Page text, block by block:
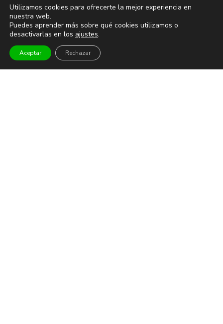
Infantil y familiar
Magia
TEATRO Y DANZA
Utilizamos cookies para ofrecerte la mejor experiencia en
nuestra web.
Puedes aprender más sobre qué cookies utilizamos o
desactivarlas en los ajustes.
Aceptar Rechazar